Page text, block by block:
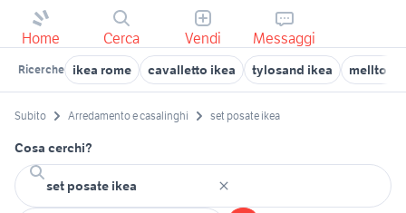
Home Cerca Vendi Messaggi
Ricerche ikea rome cavalletto ikea tylosand ikea melltorp
Subito Arredamento e casalinghi set posate ikea
Cosa cerchi?